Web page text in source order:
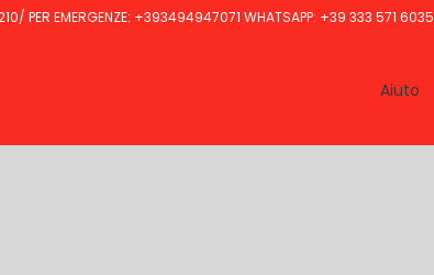
PER EMERGENZE: +393494947071 WHATSAPP: +39 333 571 6035
Aiuto